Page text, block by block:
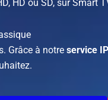
HD ou SD, sur Smart
Grâce à notre service